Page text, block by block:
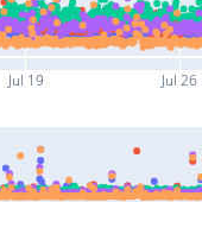
Jul 19 Jul 26